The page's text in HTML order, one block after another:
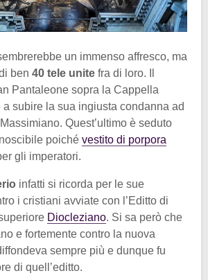
un immenso affresco, ma
ben 40 tele unite fra di loro. Il
Pantaleone sopra la Cappella
a subire la sua ingiusta condanna ad
Quest’ultimo è seduto
poiché vestito di porpora
gli imperatori.
infatti si ricorda per le sue
i cristiani avviate con l’Editto di
Diocleziano. Si sa però che
e fortemente contro la nuova
sempre più e dunque fu
di quell’editto.